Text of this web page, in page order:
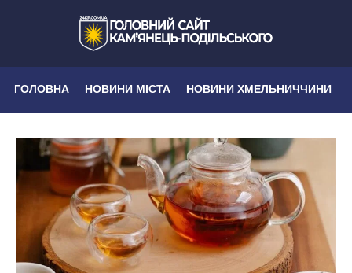
ГОЛОВНА НОВИНИ МІСТА НОВИНИ ХМЕЛЬНИЧЧИНИ